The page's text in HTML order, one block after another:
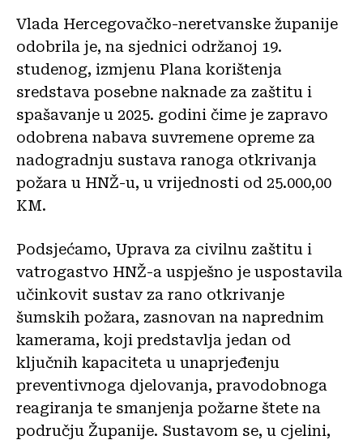
Vlada Hercegovačko-neretvanske županije
odobrila je, na sjednici održanoj 19.
studenog, izmjenu Plana korištenja
sredstava posebne naknade za zaštitu i
spašavanje u 2025. godini čime je zapravo
odobrena nabava suvremene opreme za
nadogradnju sustava ranoga otkrivanja
požara u HNŽ-u, u vrijednosti od 25.000,00
KM.
Podsjećamo, Uprava za civilnu zaštitu i
vatrogastvo HNŽ-a uspješno je uspostavila
učinkovit sustav za rano otkrivanje
šumskih požara, zasnovan na naprednim
kamerama, koji predstavlja jedan od
ključnih kapaciteta u unaprjeđenju
preventivnoga djelovanja, pravodobnoga
reagiranja te smanjenja požarne štete na
području Županije. Sustavom se, u cjelini,